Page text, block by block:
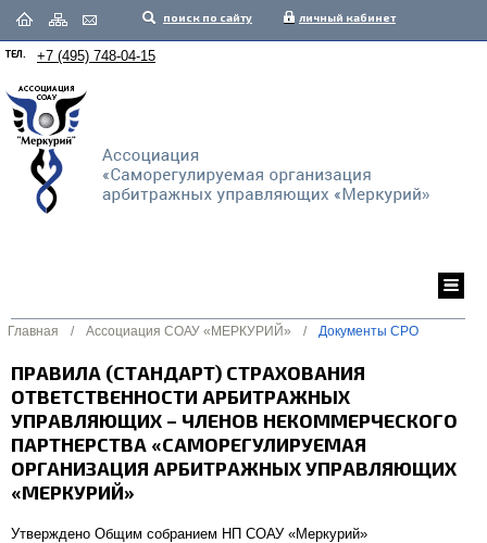
поиск по сайту личный кабинет
ТЕЛ. +7 (495) 748-04-15
Главная / Ассоциация СОАУ «МЕРКУРИЙ» / Документы СРО
ПРАВИЛА (СТАНДАРТ) СТРАХОВАНИЯ
ОТВЕТСТВЕННОСТИ АРБИТРАЖНЫХ
УПРАВЛЯЮЩИХ – ЧЛЕНОВ НЕКОММЕРЧЕСКОГО
ПАРТНЕРСТВА «САМОРЕГУЛИРУЕМАЯ
ОРГАНИЗАЦИЯ АРБИТРАЖНЫХ УПРАВЛЯЮЩИХ
«МЕРКУРИЙ»
Утверждено Общим собранием НП СОАУ «Меркурий»